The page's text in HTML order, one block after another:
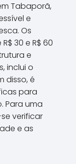
Tabaporã,
e
Os
30 e R$ 60
e
inclui o
disso, é
para
Para uma
verificar
e as